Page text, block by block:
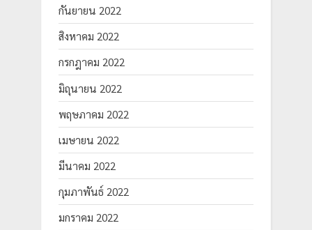
กันยายน 2022
สิงหาคม 2022
กรกฎาคม 2022
มิถุนายน 2022
พฤษภาคม 2022
เมษายน 2022
มีนาคม 2022
กุมภาพันธ์ 2022
มกราคม 2022